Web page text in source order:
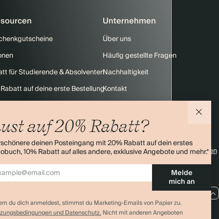
auf 20% Rabatt?
deinen Posteingang mit 20% Rabatt auf dein erstes
10% Rabatt auf alles andere, exklusive Angebote und mehr.*
Melde
mich an
du dich anmeldest, stimmst du Marketing-Emails von Papier zu.
und Datenschutz.Nicht mit anderen Angeboten
für Studierende & Absolventen
auf deine erste Bestellung
Unternehmen
Über uns
Häufig gestellte Fragen
Nachhaltigkeit
Kontakt
Retouren
4,0 SterneÜber 11.000 Bewertungen
DE / EUR